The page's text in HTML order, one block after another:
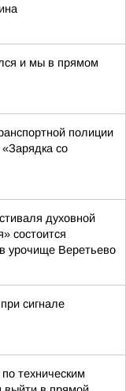
и мы в прямом
полиции
со
духовной
состоится
урочище Веретьево
сигнале
техническим